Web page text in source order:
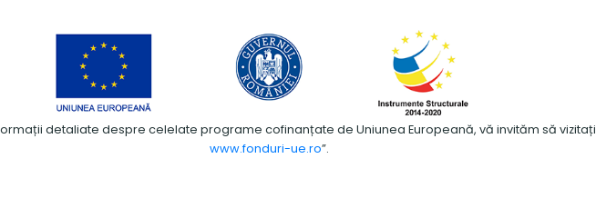
detaliate despre celelate programe cofinanțate de Uniunea Europeană, vă invităm să vizitați
www.fonduri-ue.ro”.